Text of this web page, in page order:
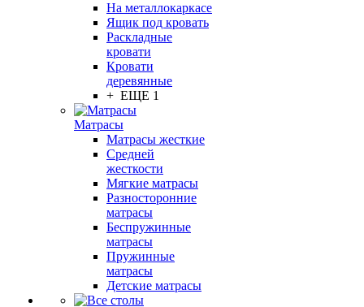
На металлокаркасе
Ящик под кровать
Раскладные
кровати
Кровати
деревянные
+ ЕЩЕ 1
Матрасы
Матрасы жесткие
Средней
жесткости
Мягкие матрасы
Разносторонние
матрасы
Беспружинные
матрасы
Пружинные
матрасы
Детские матрасы